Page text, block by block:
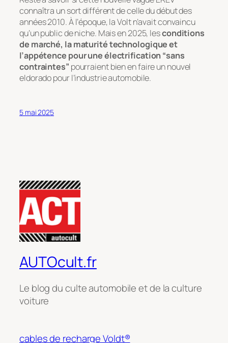
connaîtra un sort différent de celle du début des
années 2010. À l’époque, la Volt n’avait convaincu
qu’un public de niche. Mais en 2025, lesconditions
de marché, la maturité technologique et
l’appétence pour une électrification “sans
contraintes” pourraient bien en faire un nouvel
eldorado pour l’industrie automobile.
5 mai 2025
AUTOcult.fr
Le blog du culte automobile et de la culture
voiture
cables de recharge Voldt®